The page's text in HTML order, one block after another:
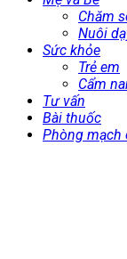
Chăm
Nuôi
Sức khỏe
Trẻ em
Cẩm
Tư vấn
Bài thuốc
Phòng mạch